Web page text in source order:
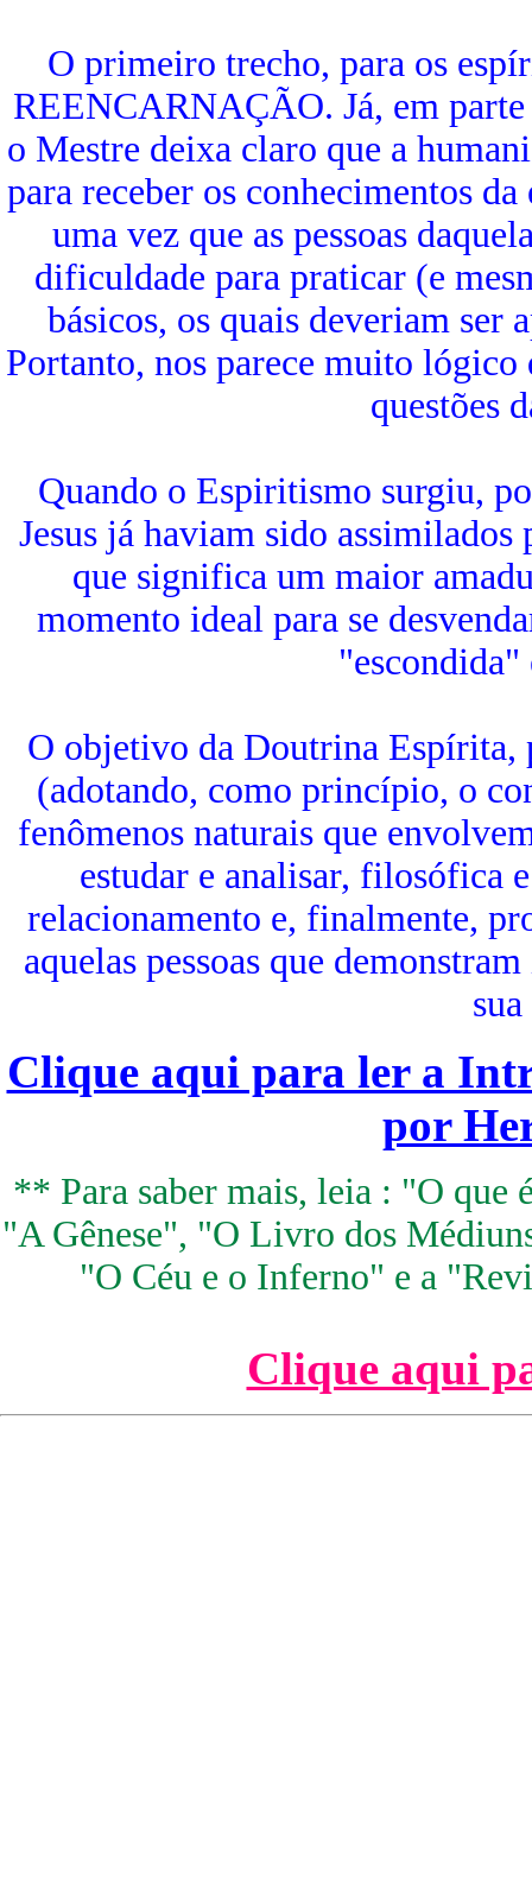
O primeiro trecho, para os
REENCARNAÇÃO. Já, em
o Mestre deixa claro que a
para receber os conhecimentos
uma vez que as pessoas
dificuldade para praticar (e
básicos, os quais deveriam ser
Portanto, nos parece muito lógico
questões
Quando o Espiritismo surgiu,
Jesus já haviam sido
que significa um maior
momento ideal para se
O objetivo da Doutrina Espírita,
(adotando, como princípio, o
fenômenos naturais que
estudar e analisar, filosófica
relacionamento e, finalmente,
aquelas pessoas que
Clique aqui para ler a
por
** Para saber mais, leia : "O
"A Gênese", "O Livro dos
"O Céu e o Inferno" e a
Clique aqui